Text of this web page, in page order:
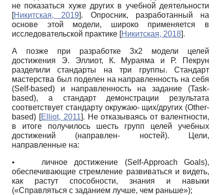
не показаться хуже других в учебной деятельности
[Никитская, 2019]. Опросник, разработанный на
основе этой модели, широко применяется в
исследовательской практике [Никитская, 2018].
А позже при разработке 3х2 модели целей
достижения Э. Эллиот, К. Мураяма и Р. Пекрун
разделили стандарты на три группы. Стандарт
мастерства был поделен на направленность на себя
(Self-based) и направленность на задание (Task-
based), а стандарт демонстрации результата
соответствует стандарту окружаю- щих/других (Other-
based) [Elliot, 2011]. Не отказываясь от валентности,
в итоге получилось шесть групп целей учебных
достижений (направлен- ностей). Цели,
направленные на:
• личное достижение (Self-Approach Goals),
обеспечивающие стремление развиваться и видеть,
как растут способности, знания и навыки
(«Справляться с заданием лучше, чем раньше»);